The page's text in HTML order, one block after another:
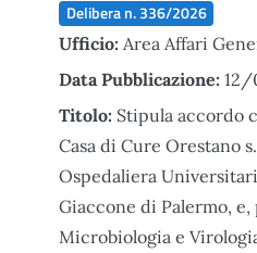
Delibera n. 336/2026
Ufficio: Area Affari
Data Pubblicazione: 12/
Titolo: Stipula accordo
Casa di Cure Orestano
Ospedaliera
Giaccone di Palermo, e,
Microbiologia e